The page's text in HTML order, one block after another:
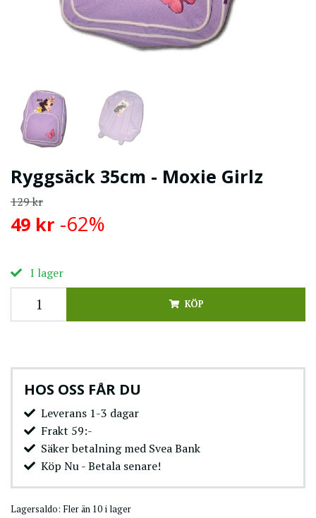
Ryggsäck 35cm - Moxie Girlz
129 kr
49 kr -62%
I lager
KÖP
HOS OSS FÅR DU
Leverans 1-3 dagar
Frakt 59:-
Säker betalning med Svea Bank
Köp Nu - Betala senare!
Lagersaldo: Fler än 10 i lager